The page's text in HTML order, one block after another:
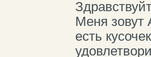
Меня зовут
есть